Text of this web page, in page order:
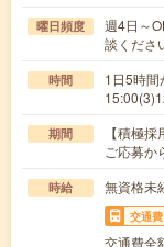
曜日頻度
週4日～
談くださ
時間
1日5時
期間
【積極
ご応募か
時給 無資格
交通費
交通費全